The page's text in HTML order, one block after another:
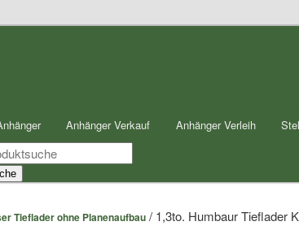
Anhänger Verkauf Anhänger Verleih
Tieflader ohne Planenaufbau/ 1,3to. Humbaur Tieflader